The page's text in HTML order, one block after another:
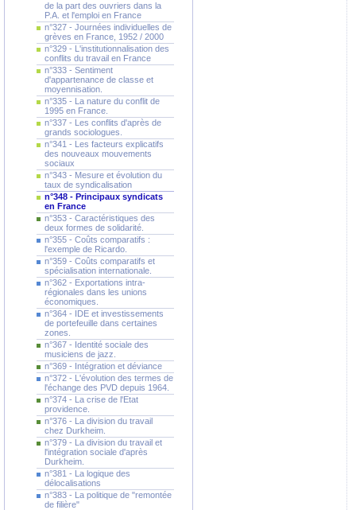
de la part des ouvriers dans la
P.A. et l'emploi en France
n°327 - Journées individuelles de
grèves en France, 1952 / 2000
n°329 - L'institutionnalisation des
conflits du travail en France
n°333 - Sentiment
d'appartenance de classe et
moyennisation.
n°335 - La nature du conflit de
1995 en France.
n°337 - Les conflits d'après de
grands sociologues.
n°341 - Les facteurs explicatifs
des nouveaux mouvements
sociaux
n°343 - Mesure et évolution du
taux de syndicalisation
n°348 - Principaux syndicats
en France
n°353 - Caractéristiques des
deux formes de solidarité.
n°355 - Coûts comparatifs :
l'exemple de Ricardo.
n°359 - Coûts comparatifs et
spécialisation internationale.
n°362 - Exportations intra-
régionales dans les unions
économiques.
n°364 - IDE et investissements
de portefeuille dans certaines
zones.
n°367 - Identité sociale des
musiciens de jazz.
n°369 - Intégration et déviance
n°372 - L'évolution des termes de
l'échange des PVD depuis 1964.
n°374 - La crise de l'Etat
providence.
n°376 - La division du travail
chez Durkheim.
n°379 - La division du travail et
l'intégration sociale d'après
Durkheim.
n°381 - La logique des
délocalisations
n°383 - La politique de "remontée
de filière"